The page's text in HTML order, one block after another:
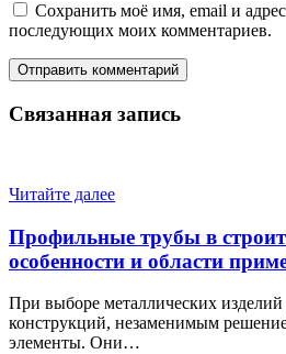
Сохранить моё имя, email и
последующих моих комментариев.
Связанная запись
Читайте далее
Профильные трубы в
особенности и области
При выборе металлических изделий
конструкций, незаменимым
элементы. Они…